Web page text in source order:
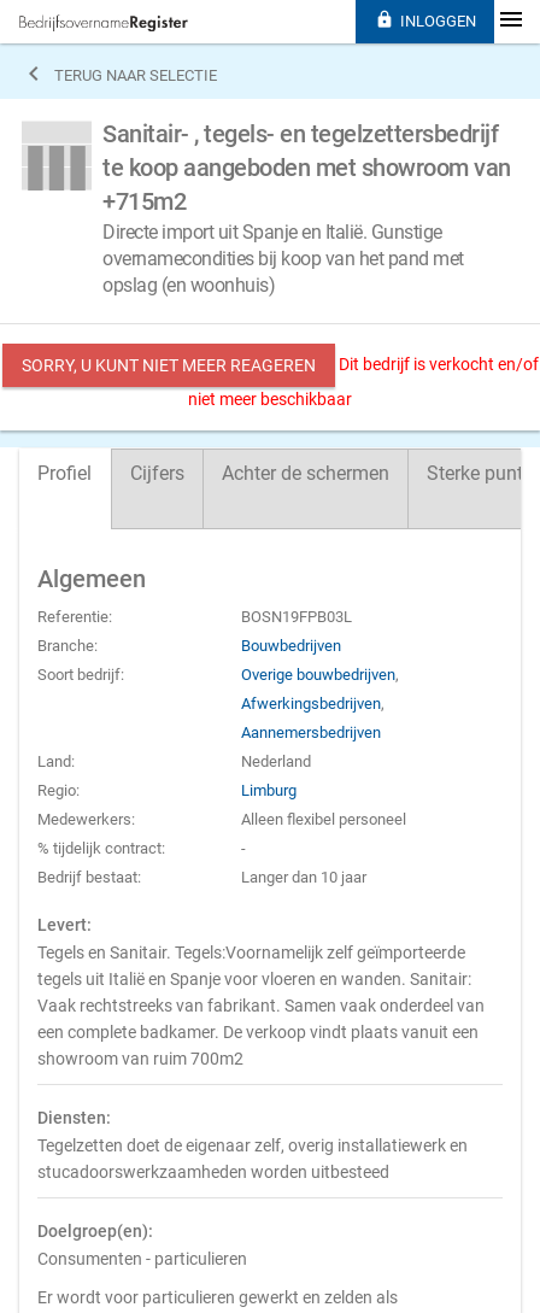
 TERUG NAAR SELECTIE
Sanitair- , tegels- en tegelzettersbedrijf
te koop aangeboden met showroom van
+715m2
Directe import uit Spanje en Italië. Gunstige
overnamecondities bij koop van het pand met
opslag (en woonhuis)
SORRY, U KUNT NIET MEER REAGEREN
Dit bedrijf is verkocht en/of
niet meer beschikbaar
Profiel Cijfers Achter de schermen Sterke
Algemeen
Referentie:
BOSN19FPB03L
Branche:
Bouwbedrijven
Soort bedrijf:
Overige bouwbedrijven,
Afwerkingsbedrijven,
Aannemersbedrijven
Land:
Nederland
Regio:
Limburg
Medewerkers:
Alleen flexibel personeel
% tijdelijk contract:
-
Bedrijf bestaat:
Langer dan 10 jaar
Levert:
Tegels en Sanitair. Tegels:Voornamelijk zelf geïmporteerde
tegels uit Italië en Spanje voor vloeren en wanden. Sanitair:
Vaak rechtstreeks van fabrikant. Samen vaak onderdeel van
een complete badkamer. De verkoop vindt plaats vanuit een
showroom van ruim 700m2
Diensten:
Tegelzetten doet de eigenaar zelf, overig installatiewerk en
stucadoorswerkzaamheden worden uitbesteed
Doelgroep(en):
Consumenten - particulieren
Er wordt voor particulieren gewerkt en zelden als
 INLOGGEN